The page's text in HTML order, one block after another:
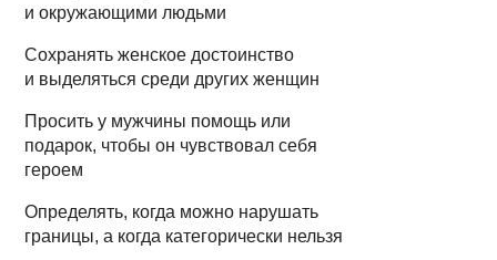
и окружающими людьми
Сохранять женское достоинство
и выделяться среди других женщин
Просить у мужчины помощь или
подарок, чтобы он чувствовал себя
героем
Определять, когда можно нарушать
границы, а когда категорически нельзя